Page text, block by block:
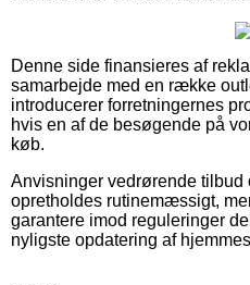
Denne side finansieres af
samarbejde med en række
introducerer forretningernes
hvis en af de besøgende på
køb.
Anvisninger vedrørende tilbud
opretholdes rutinemæssigt,
garantere imod reguleringer
nyligste opdatering af